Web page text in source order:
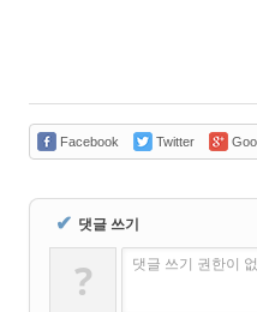
Facebook Twitter
✔ 댓글 쓰기
? 댓글 쓰기 권한이